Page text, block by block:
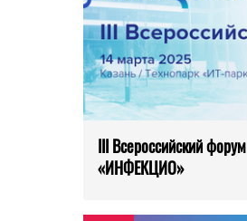
III Всероссийский форум
«ИНФЕКЦИО»